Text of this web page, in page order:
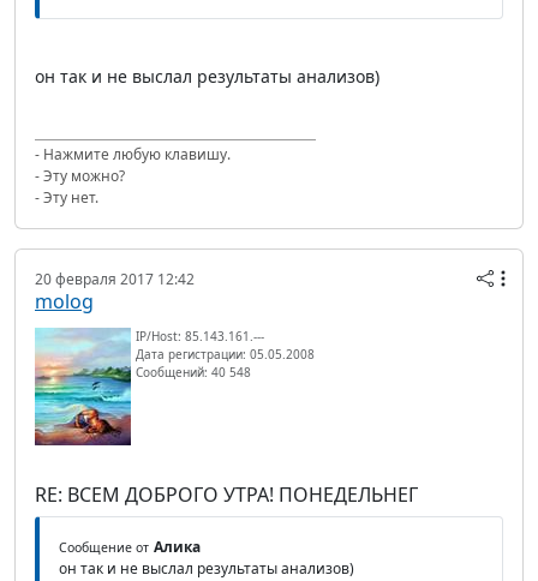
он так и не выслал результаты анализов)
- Нажмите любую клавишу.
- Эту можно?
- Эту нет.
20 февраля 2017 12:42
molog
IP/Host: 85.143.161.---
Дата регистрации: 05.05.2008
Сообщений: 40 548
RE: ВСЕМ ДОБРОГО УТРА! ПОНЕДЕЛЬНЕГ
Сообщение от Алика
он так и не выслал результаты анализов)